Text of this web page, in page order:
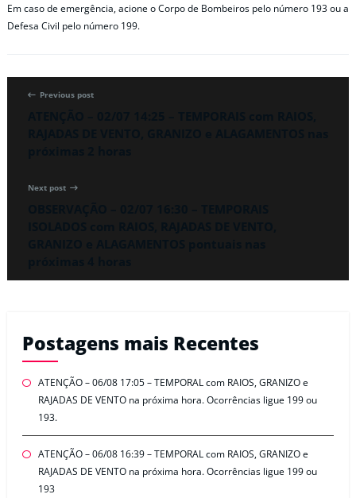
Em caso de emergência, acione o Corpo de Bombeiros pelo número 193 ou a
Defesa Civil pelo número 199.
Previous post
Next post
Postagens mais Recentes
ATENÇÃO – 06/08 17:05 – TEMPORAL com RAIOS, GRANIZO e
RAJADAS DE VENTO na próxima hora. Ocorrências ligue 199 ou
193.
ATENÇÃO – 06/08 16:39 – TEMPORAL com RAIOS, GRANIZO e
RAJADAS DE VENTO na próxima hora. Ocorrências ligue 199 ou
193